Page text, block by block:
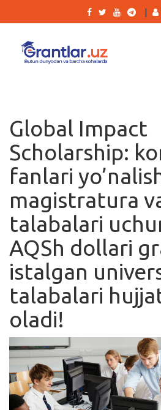
Ishlar
Kurslar
Blog
Yana
Qidirish
Kirish
Global Impact
Scholarship:
fanlari
magistratura
talabalari
AQSh dollari
istalgan
talabalari
oladi!